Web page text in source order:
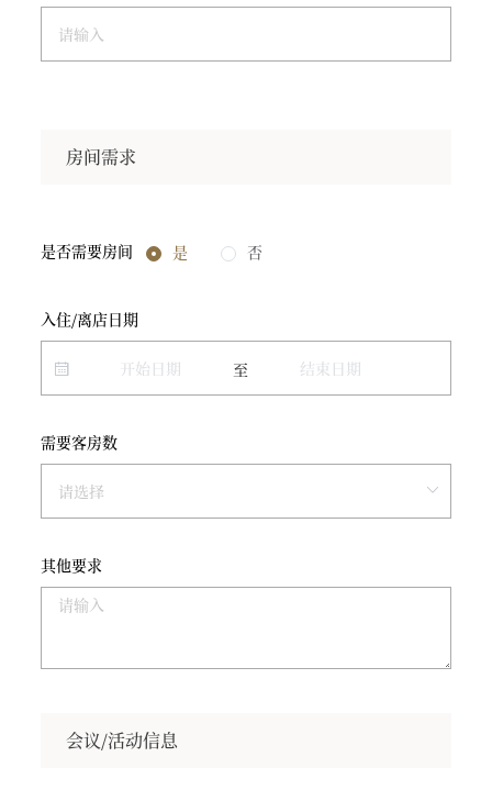
房间需求
是否需要房间 是 否
入住/离店日期
至
需要客房数
其他要求
会议/活动信息